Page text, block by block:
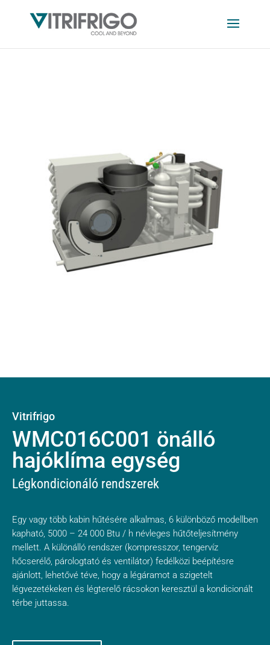
Vitrifrigo
WMC016C001 önálló
hajóklíma egység
Légkondicionáló rendszerek
Egy vagy több kabin hűtésére alkalmas, 6 különböző modellben
kapható, 5000 – 24 000 Btu / h névleges hűtőteljesítmény
mellett. A különálló rendszer (kompresszor, tengervíz
hőcserélő, párologtató és ventilátor) fedélközi beépítésre
ajánlott, lehetővé téve, hogy a légáramot a szigetelt
légvezetékeken és légterelő rácsokon keresztül a kondicionált
térbe juttassa.